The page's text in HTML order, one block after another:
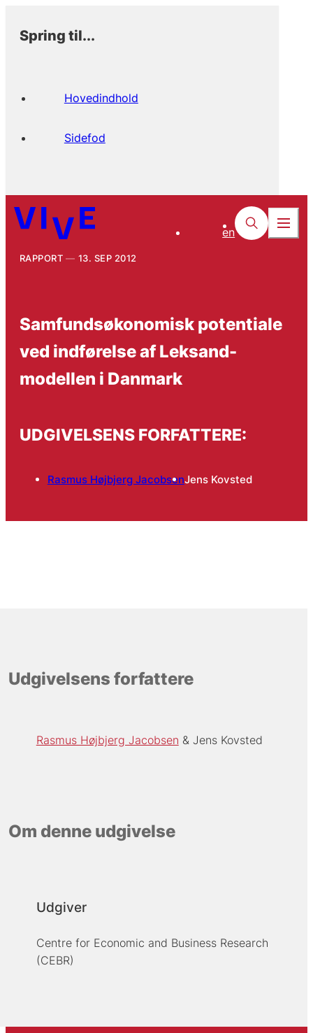
Spring til...
Hovedindhold
Sidefod
en
RAPPORT 13. SEP 2012
Samfundsøkonomisk potentiale
ved indførelse af Leksand-
modellen i Danmark
UDGIVELSENS FORFATTERE:
Rasmus Højbjerg JacobsenJens Kovsted
Udgivelsens forfattere
Rasmus Højbjerg Jacobsen Jens Kovsted
Om denne udgivelse
Udgiver
Centre for Economic and Business Research
(CEBR)